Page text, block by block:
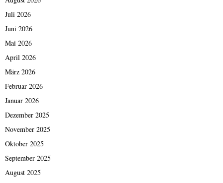
Juli 2026
Juni 2026
Mai 2026
April 2026
März 2026
Februar 2026
Januar 2026
Dezember 2025
November 2025
Oktober 2025
September 2025
August 2025